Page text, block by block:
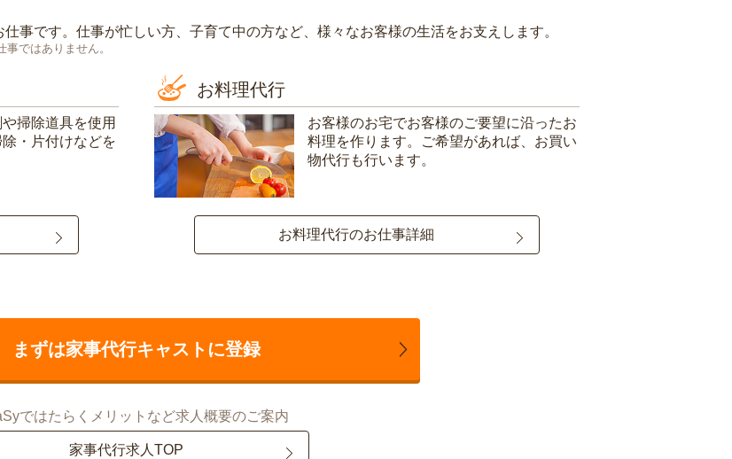
仕事です。仕事が忙しい方、子育て中の方など、様々なお客様の生活をお支えします。
ではありません。
掃除道具を使用
・片付けなどを
お料理代行
お客様のお宅でお客様のご要望に沿ったお
料理を作ります。ご希望があれば、お買い
物代行も行います。
お料理代行のお仕事詳細
まずは家事代行キャストに登録
ではたらくメリットなど求人概要のご案内
家事代行求人TOP